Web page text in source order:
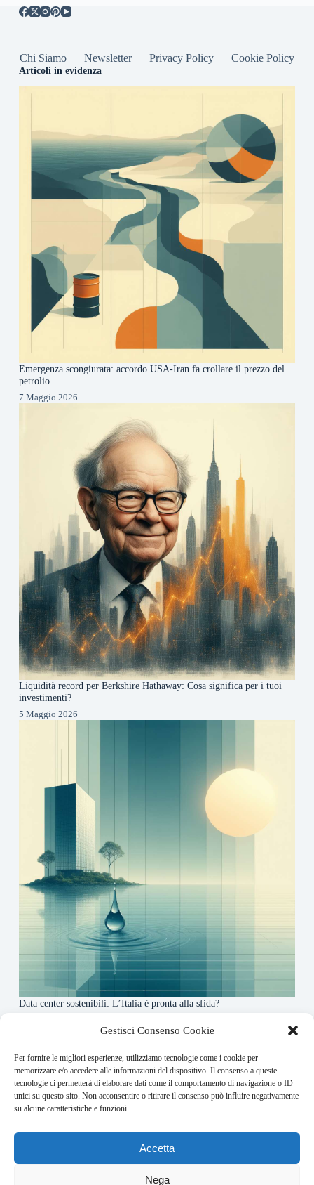
Gestisci Consenso Cookie
Per fornire le migliori esperienze, utilizziamo tecnologie come i cookie per
memorizzare e/o accedere alle informazioni del dispositivo. Il consenso a queste
tecnologie ci permetterà di elaborare dati come il comportamento di navigazione o ID
unici su questo sito. Non acconsentire o ritirare il consenso può influire negativamente
su alcune caratteristiche e funzioni.
Accetta
Nega
Chi Siamo Newsletter Privacy Policy Cookie Policy
Articoli in evidenza
Emergenza scongiurata: accordo USA-Iran fa crollare il prezzo del
petrolio
7 Maggio 2026
Liquidità record per Berkshire Hathaway: Cosa significa per i tuoi
investimenti?
5 Maggio 2026
Data center sostenibili: L’Italia è pronta alla sfida?
About this website
Finance-Bullet.it ogni giorno trova per te le notizie più
rilevanti in ambito finanziario.
Address:
VIA USODIMARE 3 - 37138 - VERONA (VR)